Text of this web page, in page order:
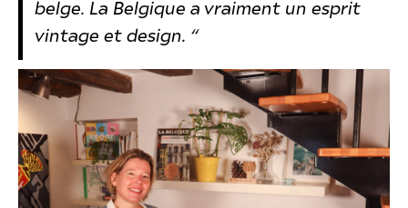
belge. La Belgique a vraiment un esprit
vintage et design. “